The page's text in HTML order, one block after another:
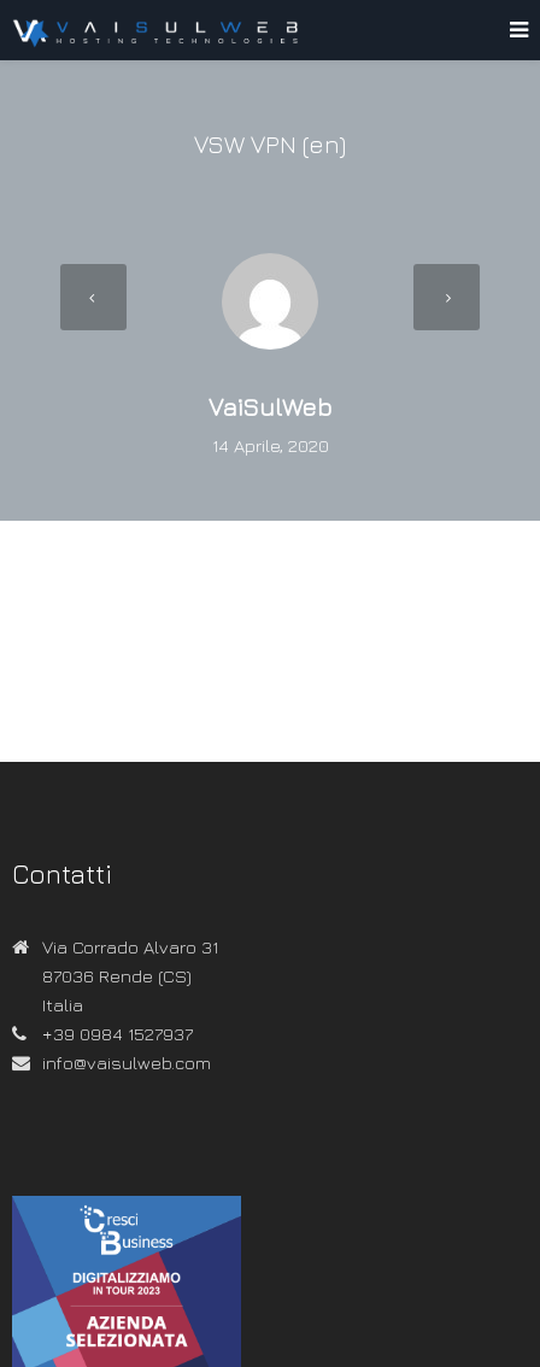
VSW VPN (en)
VaiSulWeb
14 Aprile, 2020
Contatti
Via Corrado Alvaro 31
87036 Rende (CS)
Italia
+39 0984 1527937
info@vaisulweb.com